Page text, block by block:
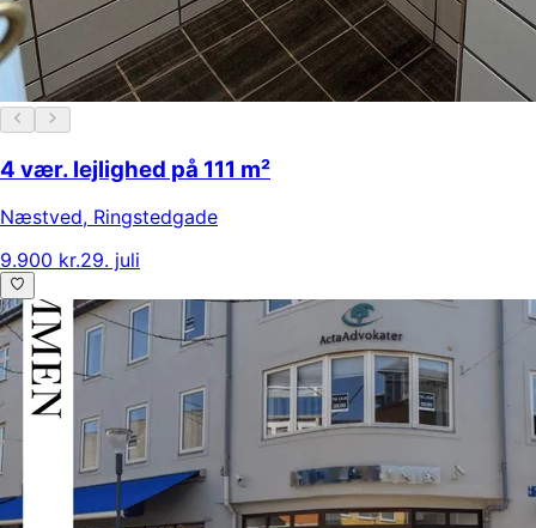
4 vær. lejlighed på 111 m²
Næstved, Ringstedgade
9.900 kr.29. juli